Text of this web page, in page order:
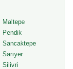
Maltepe
Pendik
Sancaktepe
Sarıyer
Silivri